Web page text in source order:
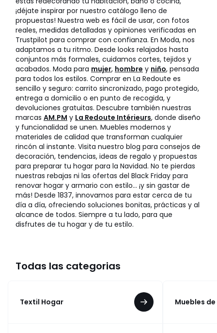
¡déjate inspirar por nuestro catálogo lleno de
propuestas! Nuestra web es fácil de usar, con fotos
reales, medidas detalladas y opiniones verificadas en
Trustpilot para comprar con confianza. En Moda, nos
adaptamos a tu ritmo. Desde looks relajados hasta
conjuntos más formales, cuidamos cortes, tejidos y
acabados. Moda para mujer, hombre y niño, pensada
para todos los estilos. Comprar en La Redoute es
sencillo y seguro: carrito sincronizado, pago protegido,
entrega a domicilio o en punto de recogida, y
devoluciones gratuitas. Descubre también nuestras
marcas AM.PM y La Redoute Intérieurs, donde diseño
y funcionalidad se unen. Muebles modernos y
materiales de calidad que transforman cualquier
rincón al instante. Visita nuestro blog para consejos de
decoración, tendencias, ideas de regalo y propuestas
para preparar tu hogar para la Navidad. No te pierdas
nuestras rebajas ni las ofertas del Black Friday para
renovar hogar y armario con estilo… ¡y sin gastar de
más! Desde 1837, innovamos para estar cerca de tu
día a día, ofreciendo soluciones bonitas, prácticas y al
alcance de todos. Siempre a tu lado, para que
disfrutes de tu hogar y de tu estilo.
Todas las categorias
Textil Hogar Muebles